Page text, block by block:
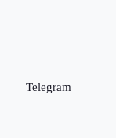
Telegram